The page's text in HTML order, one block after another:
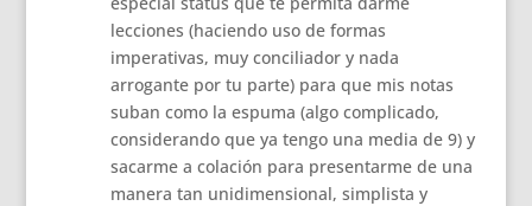
lecciones (haciendo uso de formas
imperativas, muy conciliador y nada
arrogante por tu parte) para que mis notas
suban como la espuma (algo complicado,
considerando que ya tengo una media de 9) y
sacarme a colación para presentarme de una
manera tan unidimensional, simplista y